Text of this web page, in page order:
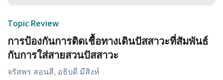
Topic Review
การป้องกันการติดเชื้อทางเดินปัสสาวะที่สัมพันธ์
กับการใส่สายสวนปัสสาวะ
จรัสพร สอนสี, อธิบดี มีสิงห์